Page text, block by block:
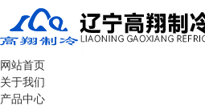
网站首页
关于我们
产品中心